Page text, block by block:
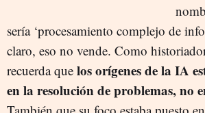
sería ‘procesamiento complejo de
claro, eso no vende. Como
recuerda que los orígenes de la IA
en la resolución de problemas, no